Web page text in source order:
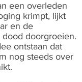
een overleden
krimpt, lijkt
en de
doorgroeien.
ontstaan dat
nog steeds over